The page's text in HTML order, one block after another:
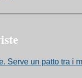
Serve un patto tra i